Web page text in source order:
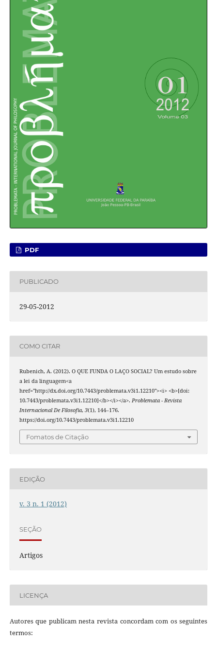
PDF
PUBLICADO
29-05-2012
COMO CITAR
Rubenich, A. (2012). O QUE FUNDA O LAÇO SOCIAL? Um estudo sobre
a lei da linguagem<a
href="http://dx.doi.org/10.7443/problemata.v3i1.12210"><i> <b>[doi:
10.7443/problemata.v3i1.12210]</b></i></a>. Problemata - Revista
Internacional De Filosofia, 3(1), 144–176.
https://doi.org/10.7443/problemata.v3i1.12210
Fomatos de Citação
EDIÇÃO
v. 3 n. 1 (2012)
SEÇÃO
Artigos
LICENÇA
Autores que publicam nesta revista concordam com os seguintes
termos: